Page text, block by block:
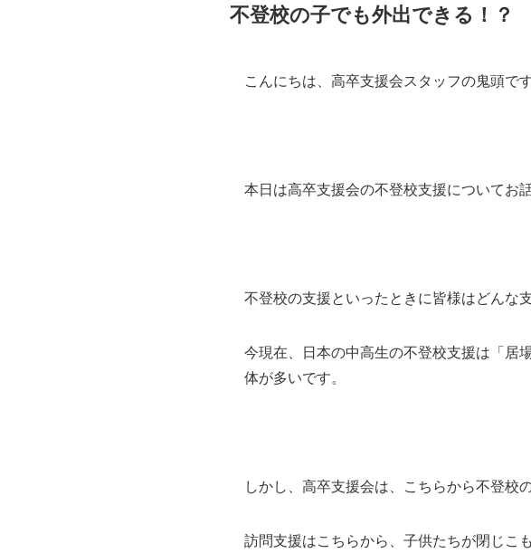
不登校の子でも外出できる！？
こんにちは、高卒支援会スタッフの鬼頭です
本日は高卒支援会の不登校支援についてお
不登校の支援といったときに皆様はどんな
今現在、日本の中高生の不登校支援は「居
体が多いです。
しかし、高卒支援会は、こちらから不登校
訪問支援はこちらから、子供たちが閉じこ